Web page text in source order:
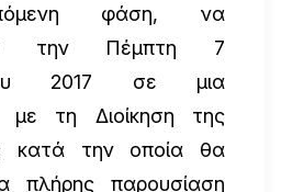
φάση, να
την Πέμπτη 7
2017 σε μια
με τη Διοίκηση της
κατά την οποία θα
πλήρης παρουσίαση